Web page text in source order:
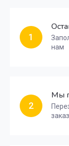
1
нам
2
Мы